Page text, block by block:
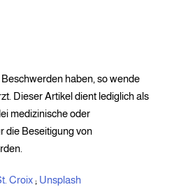
haben, so wende
Dieser Artikel dient lediglich als
medizinische oder
die Beseitigung von
Croix; Unsplash